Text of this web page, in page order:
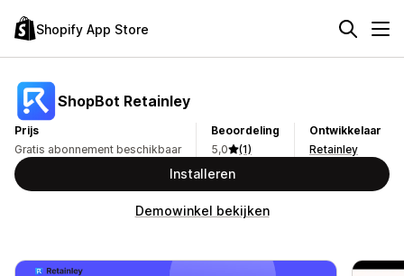
Shopify App Store
ShopBot Retainley
Prijs
Gratis abonnement beschikbaar
Beoordeling
5,0
(1)
Ontwikkelaar
Retainley
Installeren
Demowinkel bekijken